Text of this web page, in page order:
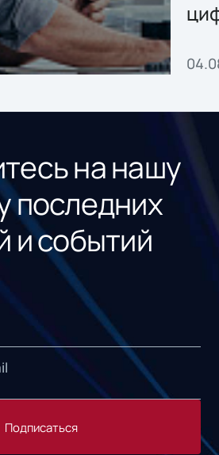
на нашу
последних
и событий
Подписаться